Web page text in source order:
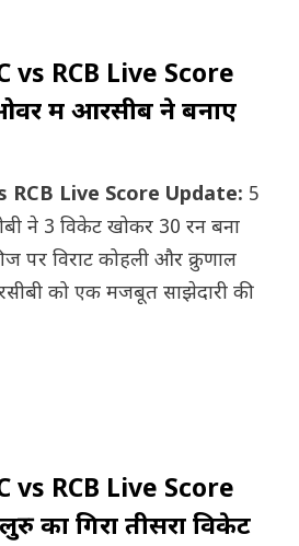
vs RCB Live Score
में आरसीब ने बनाए
RCB Live Score Update: 5
ने 3 विकेट खोकर 30 रन बना
पर विराट कोहली और क्रुणाल
को एक मजबूत साझेदारी की
vs RCB Live Score
का गिरा तीसरा विकेट